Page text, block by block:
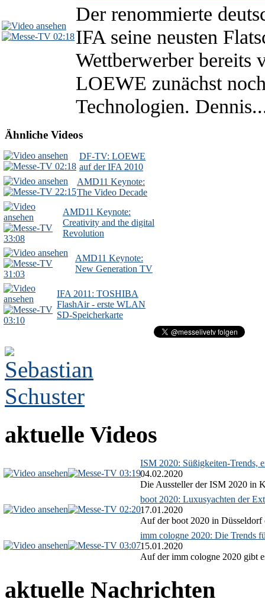
02:18
Der renommierte
IFA seine neusten
Wettberwerber bereits
LOEWE zunächst
Technologien.
Ähnliche Videos
02:18
DF-TV: LOEWE
auf der IFA 2010
22:15
AMD11 Keynote:
The Video Decade
33:08
AMD11 Keynote:
Creativity and the digital
Revolution
31:03
AMD11 Keynote:
New Generation TV
03:10
IFA 2011: TOSHIBA
FlashAir - erste WLAN
SD-Speicherkarte
aktuelle Videos
03:19
ISM 2020: Süßigkeiten-Trends,
04.02.2020
Die Aussteller der ISM 2020 in
02:20
boot 2020: Luxusyachten der
17.01.2020
Auf der boot 2020 in Düsseldorf
03:07
imm cologne 2020: Die Trends
15.01.2020
Auf der imm cologne 2020 gibt
aktuelle Nachrichten